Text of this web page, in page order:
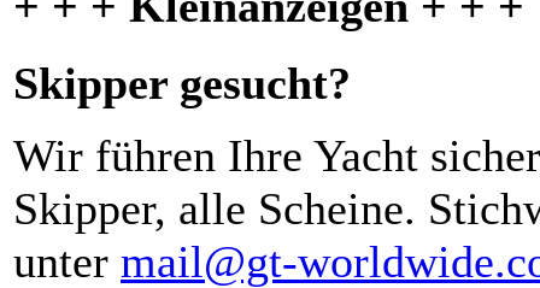
Skipper gesucht?
Wir führen Ihre Yacht
Skipper, alle Scheine.
unter mail@gt-